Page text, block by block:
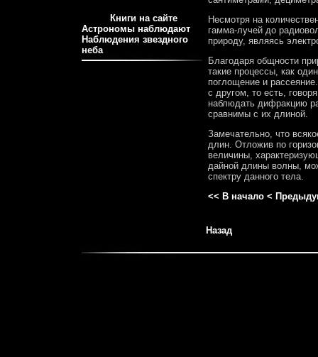
Книги на сайте
Астрономы наблюдают
Наблюдения звездного
неба
Несмотря на
гамма-лучей до
природу, являясь
Благодаря общности
такие процессы, как
поглощение и
с другом, то есть,
наблюдать дифракцию
сравнимы с их длиной.
Замечательно, что
длин. Отложив по
величины,
дайной длины волны,
спектру данного тела.
<< В начало <
Назад